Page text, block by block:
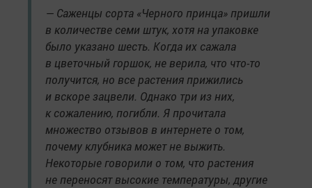
— Саженцы сорта «Черного принца» пришли
в количестве семи штук, хотя на упаковке
было указано шесть. Когда их сажала
в цветочный горшок, не верила, что что-то
получится, но все растения прижились
и вскоре зацвели. Однако три из них,
к сожалению, погибли. Я прочитала
множество отзывов в интернете о том,
почему клубника может не выжить.
Некоторые говорили о том, что растения
не переносят высокие температуры, другие